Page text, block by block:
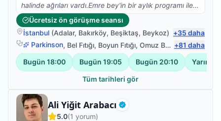
halinde ağrıları vardı.Emre bey'in bir aylık programı ile
ağrılarda önemli ölçüde azalma ve bacak
hareketlerinde de açı anlamında farklılıklar
oldu.Hastaya yaklaşımı açısından da genç yaşına
rağmen çok güzel.Teşekkürler.
Ücretsiz ön görüşme seansı
İstanbul (Adalar, Bakırköy, Beşiktaş, Beykoz) +35 daha
Parkinson, Bel Fıtığı, Boyun Fıtığı, Omuz Bağ Yaralanması +81 daha
Bugün 18:00 Bugün 19:05 Bugün 20:10 Yarın
Tüm tarihleri gör
Ali Yiğit Arabacı Doğrulanmış
Fizyoterapist
5.0(1 yorum)